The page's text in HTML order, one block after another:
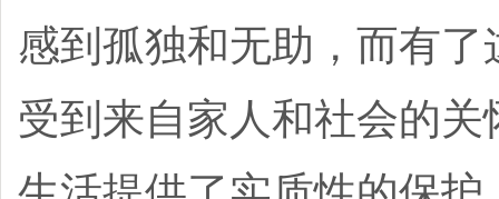
感到孤独和无助，而有
受到来自家人和社会的